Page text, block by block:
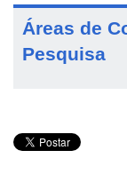
Áreas de
Pesquisa